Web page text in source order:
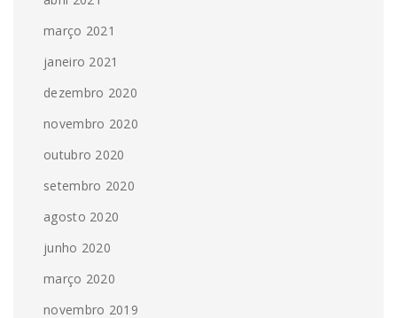
março 2021
janeiro 2021
dezembro 2020
novembro 2020
outubro 2020
setembro 2020
agosto 2020
junho 2020
março 2020
novembro 2019